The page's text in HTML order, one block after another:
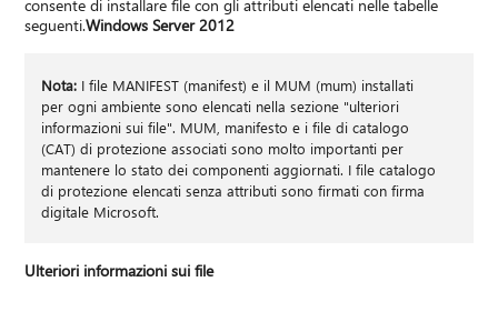
consente di installare file con gli attributi elencati nelle tabelle
seguenti.Windows Server 2012
Nota: I file MANIFEST (manifest) e il MUM (mum) installati
per ogni ambiente sono elencati nella sezione "ulteriori
informazioni sui file". MUM, manifesto e i file di catalogo
(CAT) di protezione associati sono molto importanti per
mantenere lo stato dei componenti aggiornati. I file catalogo
di protezione elencati senza attributi sono firmati con firma
digitale Microsoft.
Ulteriori informazioni sui file